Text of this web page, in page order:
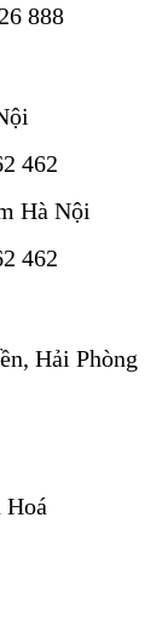
888
462
Hà Nội
462
Hải Phòng
Hoá